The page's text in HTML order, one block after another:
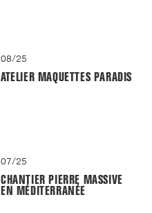
08/25
ATELIER MAQUETTES PARADIS
07/25
CHANTIER PIERRE MASSIVE
EN MÉDITERRANÉE